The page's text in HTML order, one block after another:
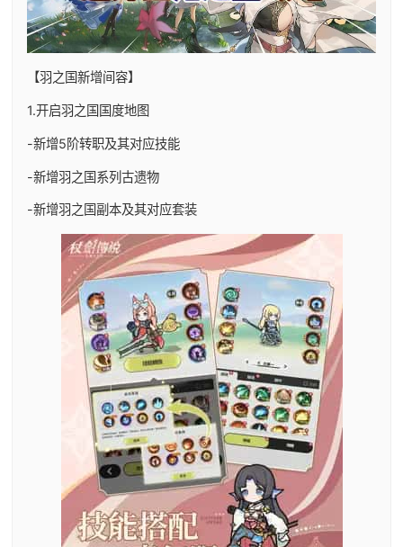
【羽之国新增间容】
1.开启羽之国国度地图
-新增5阶转职及其对应技能
-新增羽之国系列古遗物
-新增羽之国副本及其对应套装